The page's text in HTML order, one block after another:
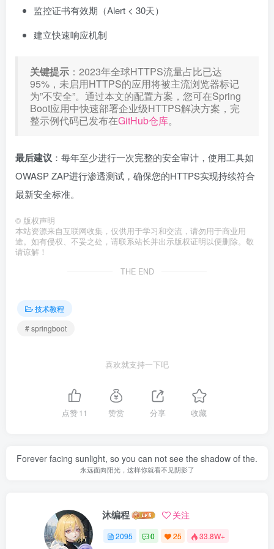
监控证书有效期（Alert < 30天）
建立快速响应机制
关键提示 ：2023年全球HTTPS流量占比已达
95%，未启用HTTPS的应用将被主流浏览器标记
为”不安全”。通过本文的配置方案，您可在Spring
Boot应用中快速部署企业级HTTPS解决方案，完
整示例代码已发布在GitHub仓库。
最后建议 ：每年至少进行一次完整的安全审计，使用工具如
OWASP ZAP进行渗透测试，确保您的HTTPS实现持续符合
最新安全标准。
© 版权声明
本站资源来自互联网收集，仅供用于学习和交流，请勿用于商业用
途。如有侵权、不妥之处，请联系站长并出示版权证明以便删除。敬
请谅解！
THE END
技术教程
# springboot
喜欢就支持一下吧
点赞11 赞赏 分享 收藏
Forever facing sunlight, so you can not see the shadow of the.
永远面向阳光，这样你就看不见阴影了
沐编程 关注
2095 0 25 33.8W+